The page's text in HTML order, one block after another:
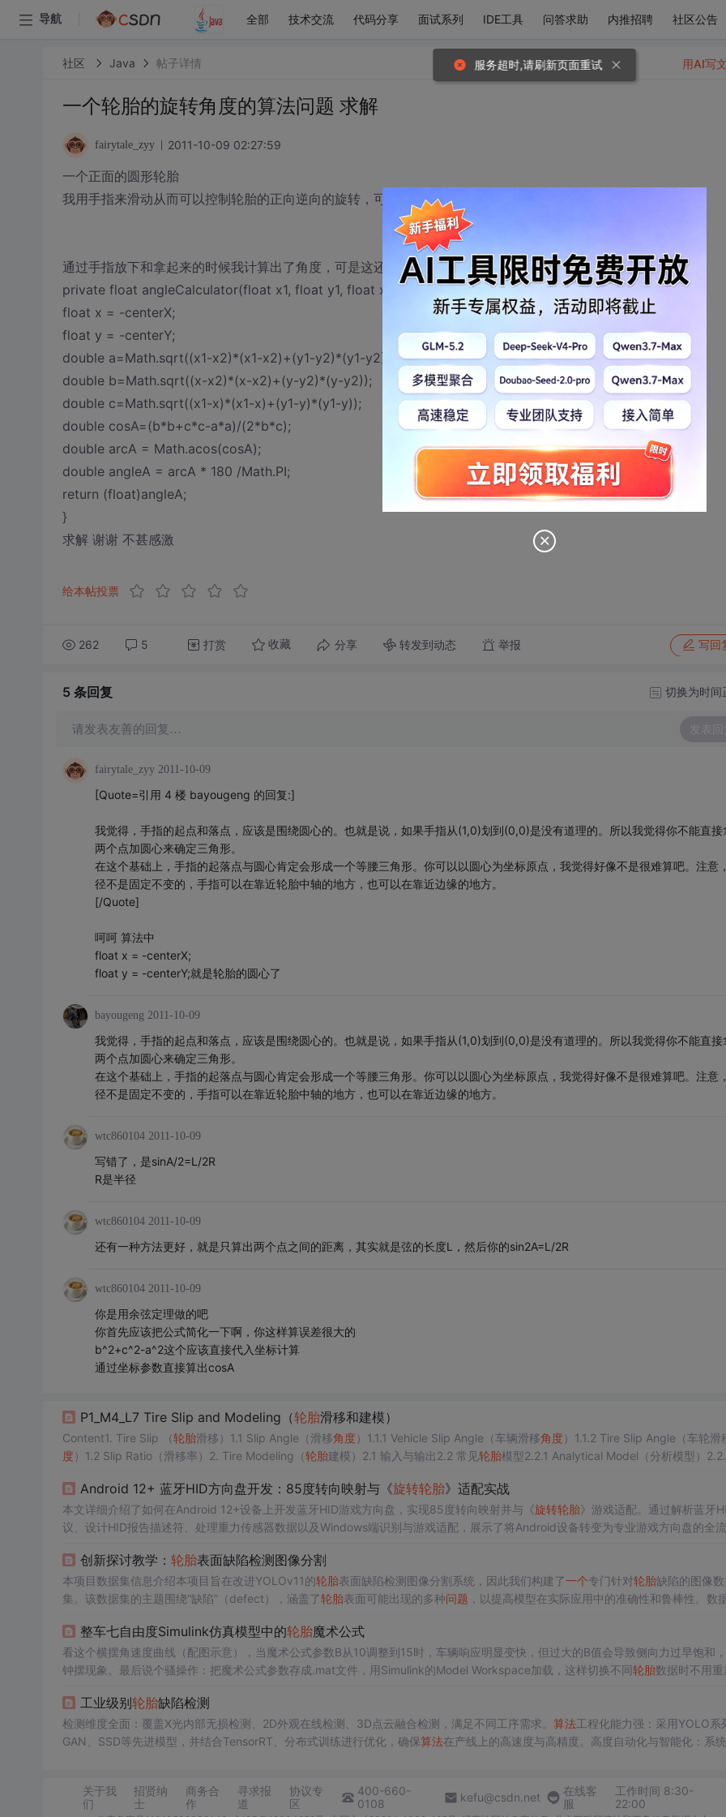
导航 全部 技术交流 代码分享 面试系列 IDE工具 问答求助 内推招聘 社区公告
社区 Java 帖子详情
一个轮胎的旋转角度的算法问题 求解
fairytale_zyy 2011-10-09 02:27:59
一个正面的圆形轮胎
我用手指来滑动从而可以控制轮胎的正向逆向的旋转，可是角度的计算算法问题一直困扰着我，请解
通过手指放下和拿起来的时候我计算出了角度，可是这还远远不够：
private float angleCalculator(float x1, float y1, float x2, float y2) {
float x = -centerX;
float y = -centerY;
double a=Math.sqrt((x1-x2)*(x1-x2)+(y1-y2)*(y1-y2));
double b=Math.sqrt((x-x2)*(x-x2)+(y-y2)*(y-y2));
double c=Math.sqrt((x1-x)*(x1-x)+(y1-y)*(y1-y));
double cosA=(b*b+c*c-a*a)/(2*b*c);
double arcA = Math.acos(cosA);
double angleA = arcA * 180 /Math.PI;
return (float)angleA;
}
求解 谢谢 不甚感激
给本帖投票
262 5 打赏 收藏 分享 转发到动态 举报 写回
用AI写
5 条回复 切换为时间
请发表友善的回复… 发表回
fairytale_zyy 2011-10-09
[Quote=引用 4 楼 bayougeng 的回复:]
我觉得，手指的起点和落点，应该是围绕圆心的。也就是说，如果手指从(1,0)划到(0,0)是没有道理的。所以我觉得你不能直接
两个点加圆心来确定三角形。
在这个基础上，手指的起落点与圆心肯定会形成一个等腰三角形。你可以以圆心为坐标原点，我觉得好像不是很难算吧。注意
径不是固定不变的，手指可以在靠近轮胎中轴的地方，也可以在靠近边缘的地方。
[/Quote]
呵呵 算法中
float x = -centerX;
float y = -centerY;就是轮胎的圆心了
bayougeng 2011-10-09
我觉得，手指的起点和落点，应该是围绕圆心的。也就是说，如果手指从(1,0)划到(0,0)是没有道理的。所以我觉得你不能直接
两个点加圆心来确定三角形。
在这个基础上，手指的起落点与圆心肯定会形成一个等腰三角形。你可以以圆心为坐标原点，我觉得好像不是很难算吧。注意
径不是固定不变的，手指可以在靠近轮胎中轴的地方，也可以在靠近边缘的地方。
wtc860104 2011-10-09
写错了，是sinA/2=L/2R
R是半径
wtc860104 2011-10-09
还有一种方法更好，就是只算出两个点之间的距离，其实就是弦的长度L，然后你的sin2A=L/2R
wtc860104 2011-10-09
你是用余弦定理做的吧
你首先应该把公式简化一下啊，你这样算误差很大的
b^2+c^2-a^2这个应该直接代入坐标计算
通过坐标参数直接算出cosA
P1_M4_L7 Tire Slip and Modeling（轮胎滑移和建模）
Content1. Tire Slip （轮胎滑移）1.1 Slip Angle（滑移角度 ）1.1.1 Vehicle Slip Angle（车辆滑移角度 ）1.1.2 Tire Slip Angle（车轮滑
度 ）1.2 Slip Ratio（滑移率）2. Tire Modeling（轮胎建模）2.1 输入与输出2.2 常见轮胎模型2.2.1 Analytical Model（分析模型）
Android 12+ 蓝牙HID方向盘开发：85度转向映射与《旋转轮胎》适配实战
本文详细介绍了如何在Android 12+设备上开发蓝牙HID游戏方向盘，实现85度转向映射并与《旋转轮胎》游戏适配。通过解析蓝牙
议、设计HID报告描述符、处理重力传感器数据以及Windows端识别与游戏适配，展示了将Android设备转变为专业游戏方向盘的全
创新探讨教学： 轮胎表面缺陷检测图像分割
本项目数据集信息介绍本项目旨在改进YOLOv11的轮胎表面缺陷检测图像分割系统，因此我们构建了一个专门针对轮胎缺陷的图像
集。该数据集的主题围绕“缺陷”（defect），涵盖了轮胎表面可能出现的多种问题 ，以提高模型在实际应用中的准确性和鲁棒性。数
选择基于轮胎 在使用过程中常见的缺陷类型，旨在帮助模型更好地识别和分割不同的缺陷区域。
整车七自由度Simulink仿真模型中的轮胎魔术公式
看这个横摆角速度曲线（配图示意），当魔术公式参数B从10调整到15时，车辆响应明显变快，但过大的B值会导致侧向力过早饱和
钟摆现象。最后说个骚操作：把魔术公式参数存成.mat文件，用Simulink的Model Workspace加载，这样切换不同轮胎数据时不用重
啊...有个坑得提醒：魔术公式的滑移率计算必须用实际车速和轮速的差值，千万别直接用驱动扭矩换算。先说说整车模型的骨架。
工业级别轮胎缺陷检测
检测维度全面：覆盖X光内部无损检测、2D外观在线检测、3D点云融合检测，满足不同工序需求。 算法工程化能力强：采用YOLO系
GAN、SSD等先进模型，并结合TensorRT、分布式训练进行优化，确保算法在产线上的高速度与高精度。高度自动化与智能化：系
关于我
们
招贤纳
士
商务合
作
寻求报
道
协议专
区
400-660-
0108
kefu@csdn.net
在线客
服
工作时间 8:30-
22:00
服务超时,请刷新页面重试